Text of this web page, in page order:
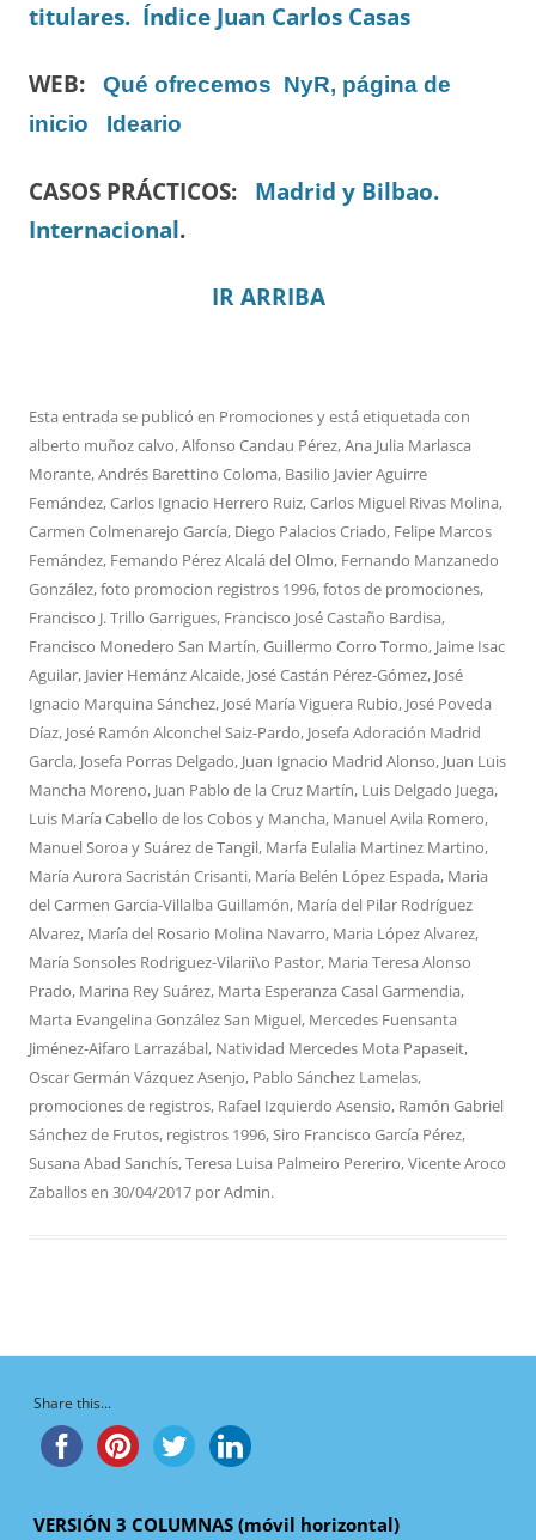
titulares. Índice Juan Carlos Casas
WEB: Qué ofrecemos NyR, página de
inicio
Ideario
CASOS PRÁCTICOS: Madrid y Bilbao.
Internacional.
IR ARRIBA
Esta entrada se publicó en Promocionesy está etiquetada con
alberto muñoz calvo,Alfonso Candau Pérez,Ana Julia Marlasca
Morante,Andrés Barettino Coloma, Basilio Javier Aguirre
Femández,Carlos Ignacio Herrero Ruiz,Carlos Miguel Rivas Molina,
Carmen Colmenarejo García, Diego Palacios Criado, Felipe Marcos
Femández, Femando Pérez Alcalá del Olmo, Fernando Manzanedo
González,foto promocion registros 1996,fotos de promociones,
Francisco J. Trillo Garrigues, Francisco José Castaño Bardisa,
Francisco Monedero San Martín,Guillermo Corro Tormo, Jaime Isac
Aguilar, Javier Hemánz Alcaide, José Castán Pérez-Gómez, José
Ignacio Marquina Sánchez, José María Viguera Rubio, José Poveda
Díaz, José Ramón Alconchel Saiz-Pardo, Josefa Adoración Madrid
Garcla, Josefa Porras Delgado, Juan Ignacio Madrid Alonso, Juan Luis
Mancha Moreno, Juan Pablo de la Cruz Martín, Luis Delgado Juega,
Luis María Cabello de los Cobos y Mancha, Manuel Avila Romero,
Manuel Soroa y Suárez de Tangil, Marfa Eulalia Martinez Martino,
María Aurora Sacristán Crisanti, María Belén López Espada, Maria
del Carmen Garcia-Villalba Guillamón, María del Pilar Rodríguez
Alvarez, María del Rosario Molina Navarro, Maria López Alvarez,
María Sonsoles Rodriguez-Vilarii\o Pastor, Maria Teresa Alonso
Prado, Marina Rey Suárez, Marta Esperanza Casal Garmendia,
Marta Evangelina González San Miguel, Mercedes Fuensanta
Jiménez-Aifaro Larrazábal, Natividad Mercedes Mota Papaseit,
Oscar Germán Vázquez Asenjo, Pablo Sánchez Lamelas,
promociones de registros, Rafael Izquierdo Asensio, Ramón Gabriel
Sánchez de Frutos, registros 1996,Siro Francisco García Pérez,
Susana Abad Sanchís,Teresa Luisa Palmeiro Pereriro,Vicente Aroco
Zaballosen 30/04/2017 porAdmin.
Share this...
VERSIÓN 3 COLUMNAS (móvil horizontal)